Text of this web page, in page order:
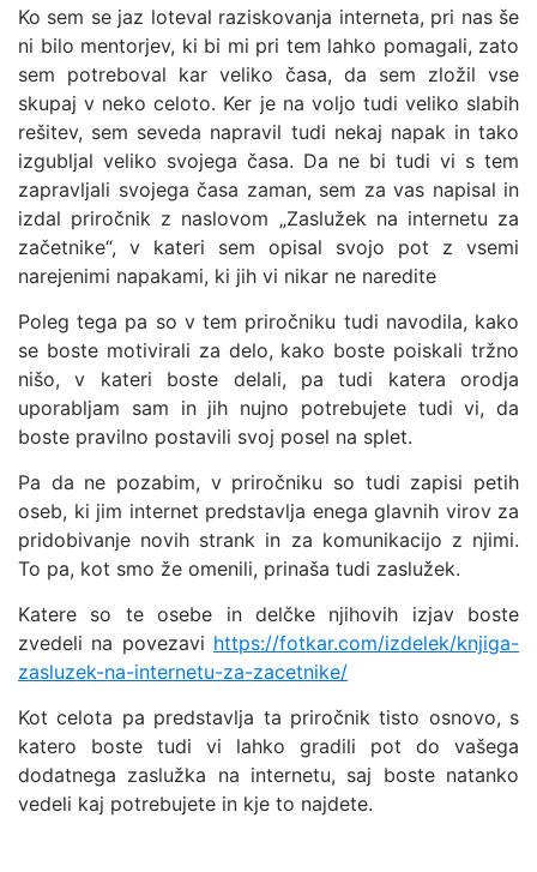
Ko sem se jaz loteval raziskovanja interneta, pri nas še
ni bilo mentorjev, ki bi mi pri tem lahko pomagali, zato
sem potreboval kar veliko časa, da sem zložil vse
skupaj v neko celoto. Ker je na voljo tudi veliko slabih
rešitev, sem seveda napravil tudi nekaj napak in tako
izgubljal veliko svojega časa. Da ne bi tudi vi s tem
zapravljali svojega časa zaman, sem za vas napisal in
izdal priročnik z naslovom „Zaslužek na internetu za
začetnike“, v kateri sem opisal svojo pot z vsemi
narejenimi napakami, ki jih vi nikar ne naredite
Poleg tega pa so v tem priročniku tudi navodila, kako
se boste motivirali za delo, kako boste poiskali tržno
nišo, v kateri boste delali, pa tudi katera orodja
uporabljam sam in jih nujno potrebujete tudi vi, da
boste pravilno postavili svoj posel na splet.
Pa da ne pozabim, v priročniku so tudi zapisi petih
oseb, ki jim internet predstavlja enega glavnih virov za
pridobivanje novih strank in za komunikacijo z njimi.
To pa, kot smo že omenili, prinaša tudi zaslužek.
Katere so te osebe in delčke njihovih izjav boste
zvedeli na povezavi https://fotkar.com/izdelek/knjiga-
zasluzek-na-internetu-za-zacetnike/
Kot celota pa predstavlja ta priročnik tisto osnovo, s
katero boste tudi vi lahko gradili pot do vašega
dodatnega zaslužka na internetu, saj boste natanko
vedeli kaj potrebujete in kje to najdete.